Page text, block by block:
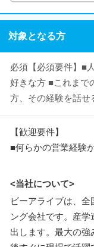
対象となる方
必須【必須要件】■
好きな方 ■これまで
方、その経験を話せ
【歓迎要件】
■何らかの営業経験
<当社について>
ビーアライブは、
ング会社です。産
出します。最大の